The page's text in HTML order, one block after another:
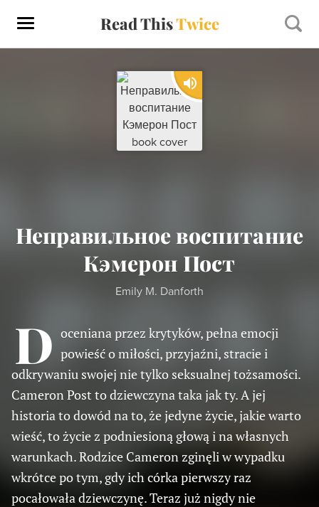
Read ThisTwice
Неправильное воспитание
Кэмерон Пост
Emily M. Danforth
D oceniana przez krytyków, pełna emocji
powieść o miłości, przyjaźni, stracie i
odkrywaniu swojej nie tylko seksualnej tożsamości.
Cameron Post to dziewczyna taka jak ty. A jej
historia to dowód na to, że jedyne życie, jakie warto
wieść, to życie z podniesioną głową i na własnych
warunkach. Rodzice Cameron zginęli w wypadku
wkrótce po tym, gdy ich córka pierwszy raz
pocałowała dziewczynę. Teraz już nigdy nie